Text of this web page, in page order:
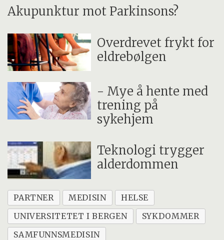
Akupunktur mot Parkinsons?
Overdrevet frykt for
eldrebølgen
- Mye å hente med
trening på
sykehjem
Teknologi trygger
alderdommen
PARTNER MEDISIN
HELSE
UNIVERSITETET I BERGEN
SYKDOMMER
SAMFUNNSMEDISIN